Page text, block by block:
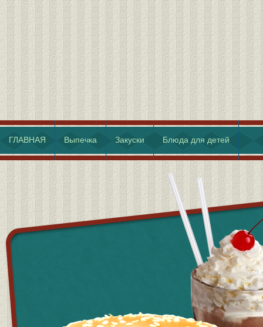
ГЛАВНАЯ Выпечка Закуски Блюда для детей